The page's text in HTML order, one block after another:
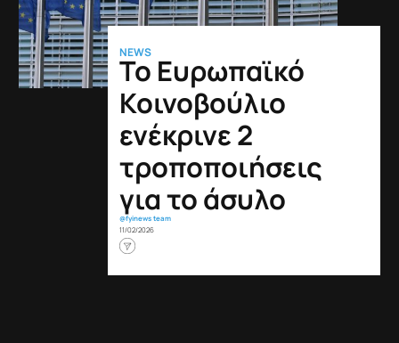
NEWS
Το Ευρωπαϊκό
Κοινοβούλιο
ενέκρινε 2
τροποποιήσεις
για το άσυλο
@fyinews team
11/02/2026